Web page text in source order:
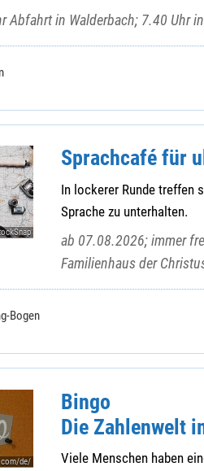
Abfahrt in Walderbach; 7.40 Uhr
Sprachcafé für
In lockerer Runde treffen
Sprache zu unterhalten.
ab 07.08.2026; immer
Familienhaus der
Bogen
de/
Bingo
Die Zahlenwelt
Viele Menschen haben